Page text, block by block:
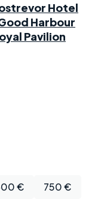
Hotel
Harbour
Pavilion
€
750 €